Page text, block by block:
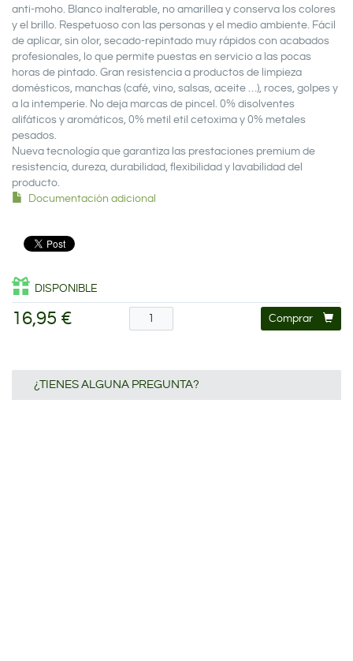
anti-moho. Blanco inalterable, no amarillea y conserva los colores
y el brillo. Respetuoso con las personas y el medio ambiente. Fácil
de aplicar, sin olor, secado-repintado muy rápidos con acabados
profesionales, lo que permite puestas en servicio a las pocas
horas de pintado. Gran resistencia a productos de limpieza
domésticos, manchas (café, vino, salsas, aceite …), roces, golpes y
a la intemperie. No deja marcas de pincel. 0% disolventes
alifáticos y aromáticos, 0% metil etil cetoxima y 0% metales
pesados.
Nueva tecnología que garantiza las prestaciones premium de
resistencia, dureza, durabilidad, flexibilidad y lavabilidad del
producto.
Documentación adicional
DISPONIBLE
16,95 € Comprar
¿TIENES ALGUNA PREGUNTA?